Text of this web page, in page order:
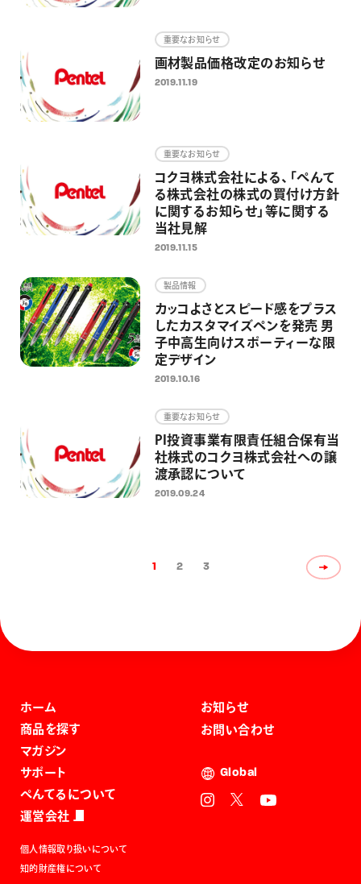
重要なお知らせ
画材製品価格改定のお知らせ
2019.11.19
重要なお知らせ
コクヨ株式会社による、「ぺんて
る株式会社の株式の買付け方針
に関するお知らせ」等に関する
当社見解
2019.11.15
製品情報
カッコよさとスピード感をプラス
したカスタマイズペンを発売 男
子中高生向けスポーティーな限
定デザイン
2019.10.16
重要なお知らせ
PI投資事業有限責任組合保有当
社株式のコクヨ株式会社への譲
渡承認について
2019.09.24
1 2 3
ホーム
商品を探す
マガジン
サポート
ぺんてるについて
運営会社
お知らせ
お問い合わせ
Global
個人情報取り扱いについて
知的財産権について